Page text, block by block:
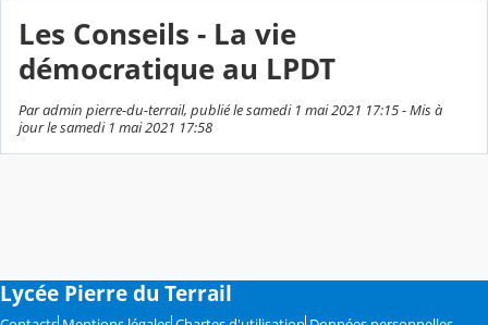
Les Conseils - La vie
démocratique au LPDT
Par admin pierre-du-terrail, publié le samedi 1 mai 2021 17:15 - Mis à
jour le samedi 1 mai 2021 17:58
Lycée Pierre du Terrail